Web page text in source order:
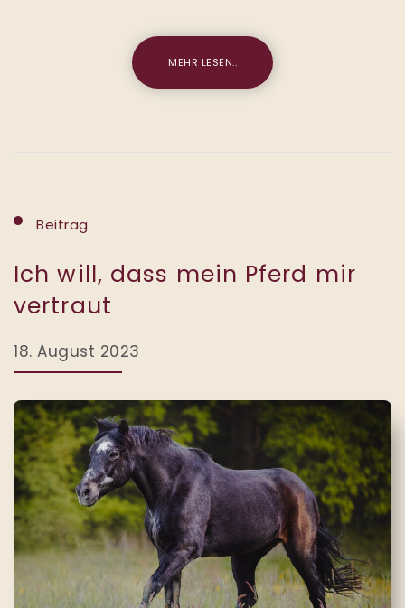
MEHR LESEN..
Beitrag
Ich will, dass mein Pferd mir
vertraut
18. August 2023